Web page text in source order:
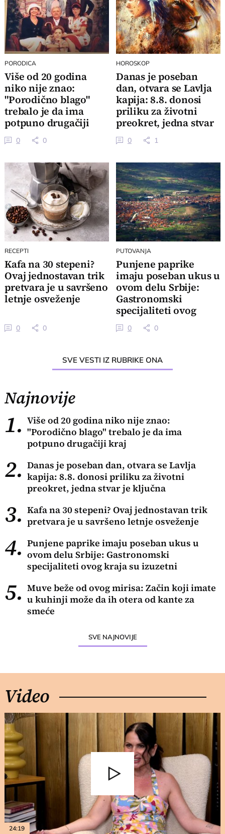
PORODICA
Više od 20 godina
niko nije znao:
"Porodično blago"
trebalo je da ima
potpuno drugačiji
kraj0 0
HOROSKOP
Danas je poseban
dan, otvara se Lavlja
kapija: 8.8. donosi
priliku za životni
preokret, jedna stvar
je ključna
0 1
RECEPTI
Kafa na 30 stepeni?
Ovaj jednostavan trik
pretvara je u savršeno
letnje osveženje
0 0
PUTOVANJA
Punjene paprike
imaju poseban ukus u
ovom delu Srbije:
Gastronomski
specijaliteti ovog
kraja su izuzetni
0 0
SVE VESTI IZ RUBRIKE ONA
Najnovije
1. Više od 20 godina niko nije znao:
"Porodično blago" trebalo je da ima
potpuno drugačiji kraj
2. Danas je poseban dan, otvara se Lavlja
kapija: 8.8. donosi priliku za životni
preokret, jedna stvar je ključna
3. Kafa na 30 stepeni? Ovaj jednostavan trik
pretvara je u savršeno letnje osveženje
4. Punjene paprike imaju poseban ukus u
ovom delu Srbije: Gastronomski
specijaliteti ovog kraja su izuzetni
5. Muve beže od ovog mirisa: Začin koji imate
u kuhinji može da ih otera od kante za
smeće
SVE NAJNOVIJE
Video
24:19